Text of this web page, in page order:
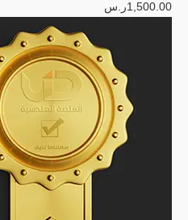
1,500.00ر.س